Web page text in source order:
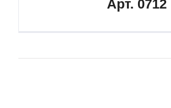
Арт. 0712